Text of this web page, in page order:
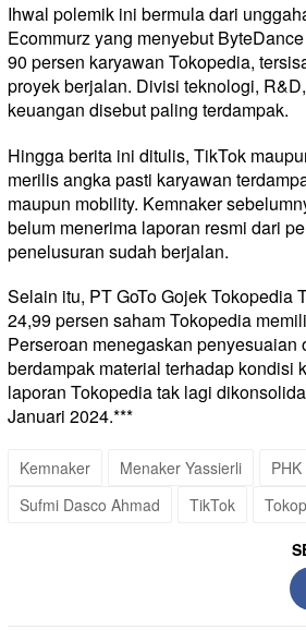
Ihwal polemik ini bermula dari
Ecommurz yang menyebut
90 persen karyawan Tokopedia,
proyek berjalan. Divisi teknologi,
keuangan disebut paling terdampak.
Hingga berita ini ditulis, TikTok
merilis angka pasti karyawan
maupun mobility. Kemnaker
belum menerima laporan resmi dari
penelusuran sudah berjalan.
Selain itu, PT GoTo Gojek Tokopedia
24,99 persen saham Tokopedia
Perseroan menegaskan penyesuaian
berdampak material terhadap kondisi
laporan Tokopedia tak lagi
Januari 2024.***
Kemnaker Menaker Yassierli
PHK
Sufmi Dasco Ahmad
TikTok